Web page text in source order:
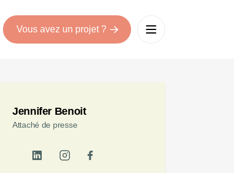
Vous avez un projet ?
Jennifer Benoit
Attaché de presse